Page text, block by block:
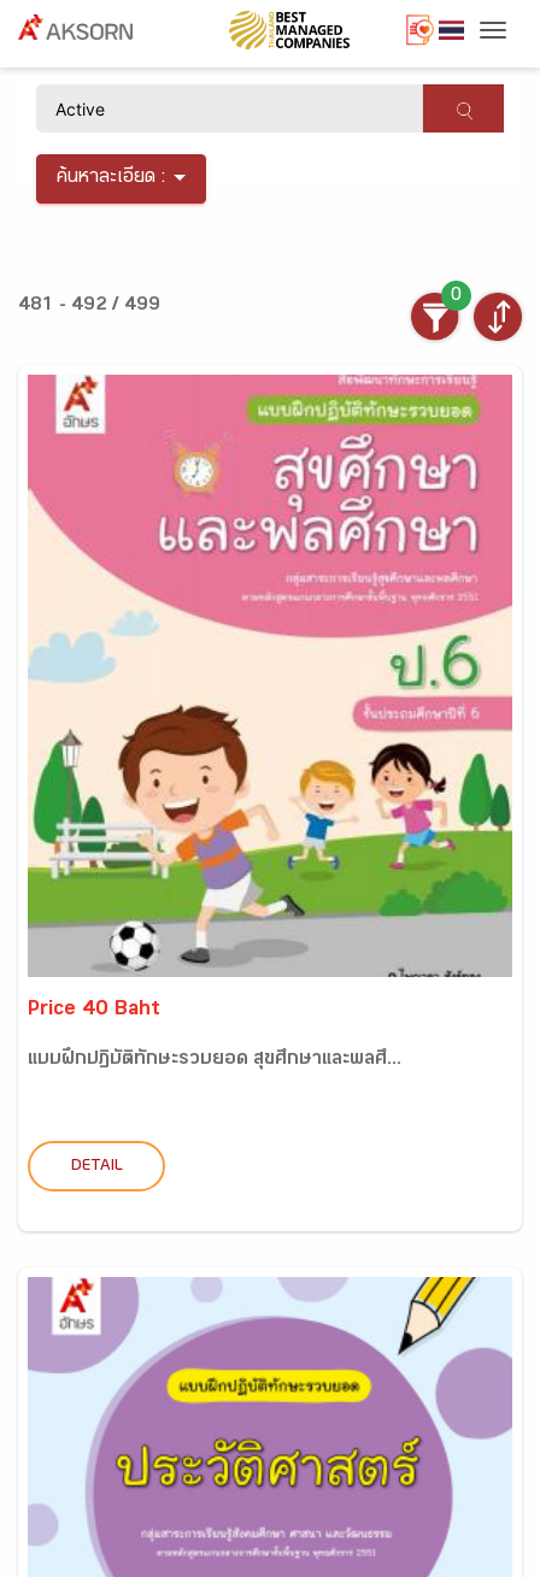
ค้นหาละเอียด :
481 - 492 / 499
0
Price 40 Baht
แบบฝึกปฏิบัติทักษะรวบยอด สุขศึกษาและพลศึ...
DETAIL